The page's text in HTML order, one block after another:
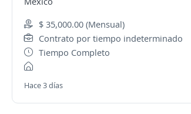
$ 35,000.00 (Mensual)
Contrato por tiempo indeterminado
Tiempo Completo
Hace 3 días